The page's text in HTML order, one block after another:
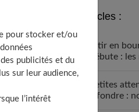
Derniers articles :
Investir en
on débute :
Héros
10 petites
font fondre :
pour stocker et/ou
publicités et du
sur leur audience,
l’intérêt